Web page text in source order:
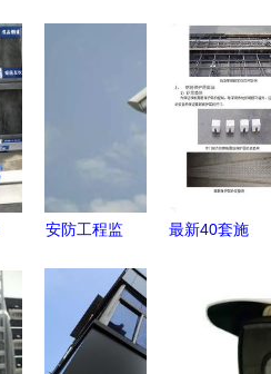
安防工程监
计方案的关
键考量与施
工要点
最新40套施
图解 安防
工程设计施
工的现场实